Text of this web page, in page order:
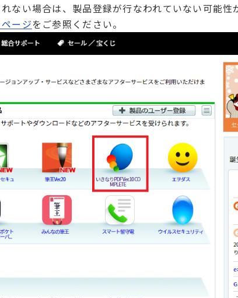
い場合は、製品登録が行なわれていない可能性
ージをご参照ください。